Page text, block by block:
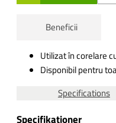
Beneficii
Utilizat în corelare
Disponibil pentru
Specifications
Specifikationer